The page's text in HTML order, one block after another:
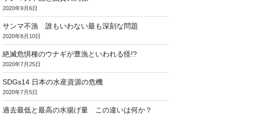
2020年9月6日
サンマ不漁 誰もいわない最も深刻な問題
2020年8月10日
絶滅危惧種のウナギが豊漁といわれる怪!?
2020年7月25日
SDGs14 日本の水産資源の危機
2020年7月5日
過去最低と最高の水揚げ量 この違いは何か？